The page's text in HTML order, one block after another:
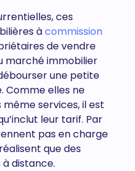
ces
àcommission
de vendre
marché immobilier
une petite
Comme elles ne
services, il est
leur tarif. Par
pas en charge
que des
distance.